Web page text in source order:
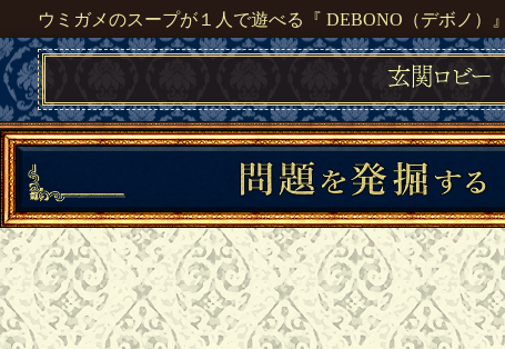
ウミガメのスープが１人で遊べる『 DEBONO（デボノ）』